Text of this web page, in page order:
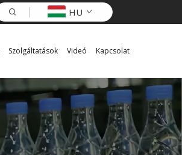
HU
Szolgáltatások Videó Kapcsolat